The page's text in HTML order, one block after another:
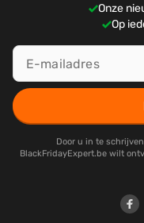
Onze
Op
Door u in te
BlackFridayExpert.be wilt